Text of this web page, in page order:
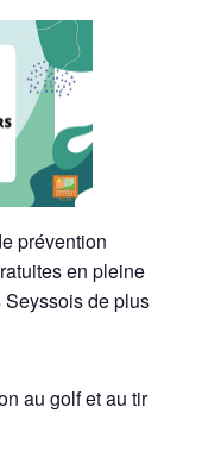
prévention
en pleine
de plus
au golf et au tir